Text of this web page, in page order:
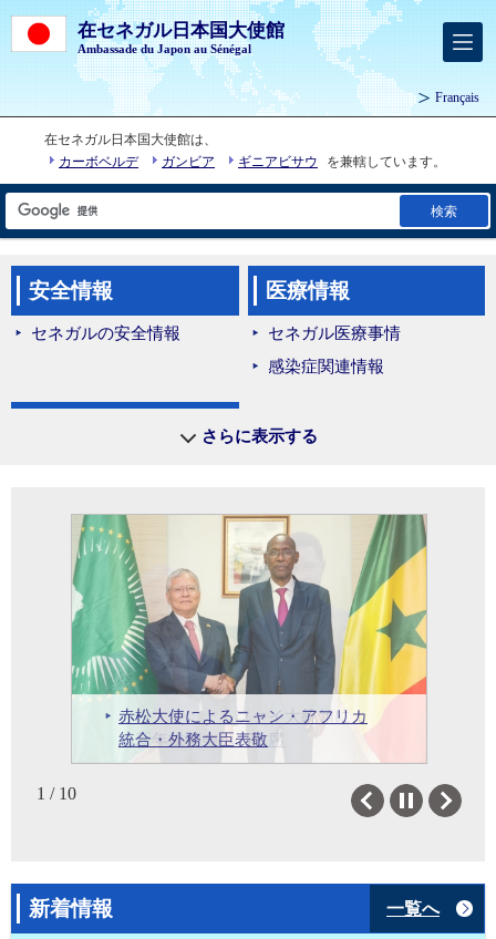
在セネガル日本国大使館
Ambassade du Japon au Sénégal
Français
在セネガル日本国大使館は、
カーボベルデ
ガンビア ギニアビサウ を兼轄しています。
検索
さらに表示する
安全情報
セネガルの安全情報
医療情報
セネガル医療事情
感染症関連情報
マイナンバー（外務省HP）
戸籍（外務省HP）
証明事務
在外選挙（外務省HP）
ビザ（査証）
外国人登録証
赤松大使によるファイ大統領によ
る新年挨拶会への出席
赤松大使によるニャン・アフリカ
統合・外務大臣表敬
無償資金協力プロジェクト2件に関
する交換公文
八田臨時代理大使によるワシント
ン条約MIKEプログラムに関する地
域会合への出席
「初等教育算数能力向上プロジェ
クトフェーズ2」成果報告セミナー
の開催
大阪・関西万博2025でのセネガ
ル・ナショナルデー
第9回アフリカ開発会議（TICAD
9）の開幕
人材育成奨学計画（JDS）壮行会
保健分野での日本の協力にかかる
運営委員会（COPIL）
赤松大使によるファイ大統領への
信任状奉呈（2025年2月20日）
2 / 10
新着情報 一覧へ